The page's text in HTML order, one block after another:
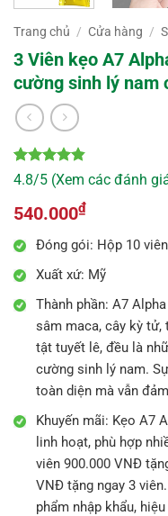
Trang chủ / Cửa hàng /
3 Viên kẹo A7
cường sinh lý nam
4.8trên 5
dựa trên
10
đánh giá
4.8/5 (Xem các đánh
540.000₫
Đóng gói: Hộp 10 viên
Xuất xứ: Mỹ
Thành phần: A7
sâm maca, cây kỳ tử,
tật tuyết lê, đều là
cường sinh lý nam.
toàn diện mà vẫn
Khuyến mãi: Kẹo A7
linh hoạt, phù hợp
viên 900.000 VNĐ
VNĐ tặng ngay 3
phẩm nhập khẩu,